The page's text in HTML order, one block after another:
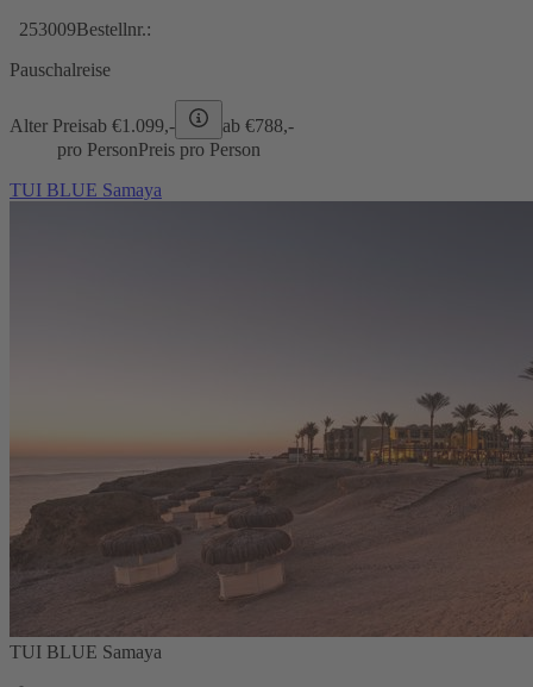
253009Bestellnr.:
Pauschalreise
Alter Preisab €1.099,- ab €788,-
pro PersonPreis pro Person
TUI BLUE Samaya
TUI BLUE Samaya